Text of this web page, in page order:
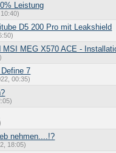
Leistung
D5 200 Pro mit Leakshield
MEG X570 ACE -
7
00:35)
nehmen....!?
18:05)